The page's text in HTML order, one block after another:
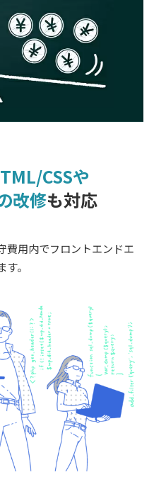
CSSや
改修も対応
費用内でフロントエンドエ
。